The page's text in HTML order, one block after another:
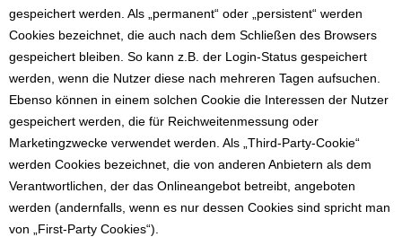
gespeichert werden. Als „permanent“ oder „persistent“ werden
Cookies bezeichnet, die auch nach dem Schließen des Browsers
gespeichert bleiben. So kann z.B. der Login-Status gespeichert
werden, wenn die Nutzer diese nach mehreren Tagen aufsuchen.
Ebenso können in einem solchen Cookie die Interessen der Nutzer
gespeichert werden, die für Reichweitenmessung oder
Marketingzwecke verwendet werden. Als „Third-Party-Cookie“
werden Cookies bezeichnet, die von anderen Anbietern als dem
Verantwortlichen, der das Onlineangebot betreibt, angeboten
werden (andernfalls, wenn es nur dessen Cookies sind spricht man
von „First-Party Cookies“).